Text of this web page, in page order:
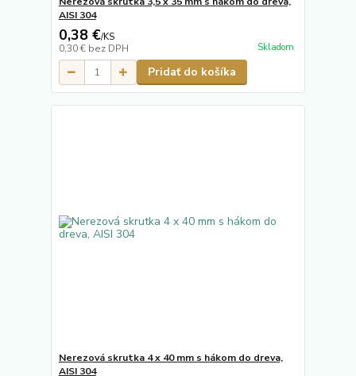
AISI 304
0,38 €/KS
0,30 € bez DPH Skladom
Pridať do košíka
Nerezová skrutka 4 x 40 mm s hákom do dreva,
AISI 304